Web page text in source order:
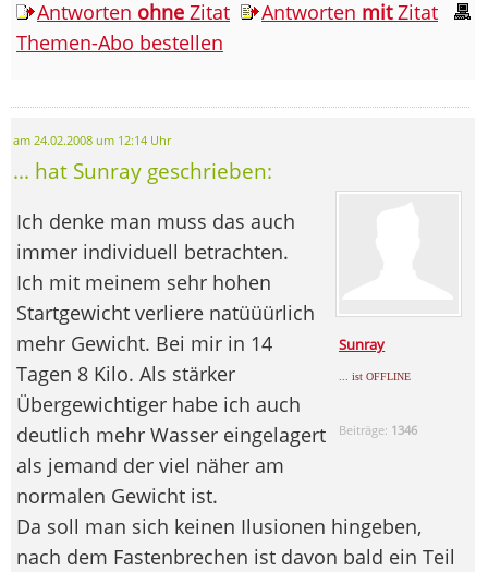
Antworten ohne Zitat Antworten mitZitat
Themen-Abo bestellen
am 24.02.2008 um 12:14 Uhr
... hat Sunray geschrieben:
Sunray
... ist OFFLINE
Beiträge: 1346
Ich denke man muss das auch
immer individuell betrachten.
Ich mit meinem sehr hohen
Startgewicht verliere natüüürlich
mehr Gewicht. Bei mir in 14
Tagen 8 Kilo. Als stärker
Übergewichtiger habe ich auch
deutlich mehr Wasser eingelagert
als jemand der viel näher am
normalen Gewicht ist.
Da soll man sich keinen Ilusionen hingeben,
nach dem Fastenbrechen ist davon bald ein Teil